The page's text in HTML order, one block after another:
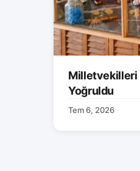
Milletvekilleri
Yoğruldu
Tem 6, 2026